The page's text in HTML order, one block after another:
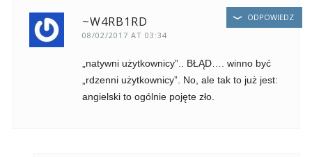
~W4RB1RD
08/02/2017 AT 03:34
„natywni użytkownicy”.. BŁĄD…. winno być
„rdzenni użytkownicy”. No, ale tak to już jest:
angielski to ogólnie pojęte zło.
ODPOWIEDZ